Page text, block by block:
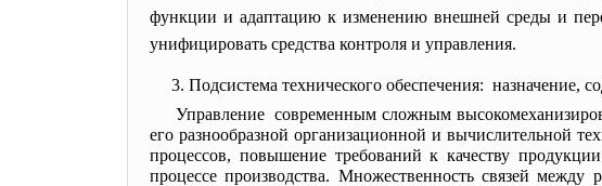
функции и адаптацию к изменению внешней среды и
унифицировать средства контроля и управления.
3. Подсистема технического обеспечения: назначение,
Управление современным сложным
его разнообразной организационной и вычислительной
процессов, повышение требований к качеству
процессе производства. Множественность связей между